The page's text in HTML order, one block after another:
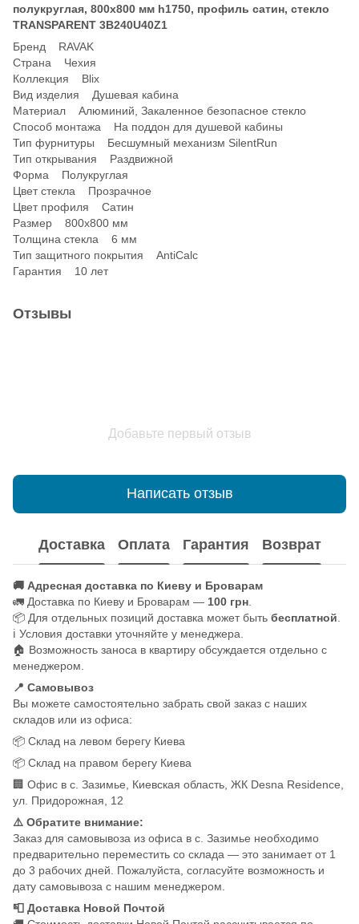
полукруглая, 800x800 мм h1750, профиль сатин, стекло
TRANSPARENT 3B240U40Z1
Бренд RAVAK
Страна Чехия
Коллекция Blix
Вид изделия Душевая кабина
Материал Алюминий, Закаленное безопасное стекло
Способ монтажа На поддон для душевой кабины
Тип фурнитуры Бесшумный механизм SilentRun
Тип открывания Раздвижной
Форма Полукруглая
Цвет стекла Прозрачное
Цвет профиля Сатин
Размер 800x800 мм
Толщина стекла 6 мм
Тип защитного покрытия AntiCalc
Гарантия 10 лет
Отзывы
Добавьте первый отзыв
Написать отзыв
Доставка Оплата Гарантия Возврат
🚚 Адресная доставка по Киеву и Броварам
🚛 Доставка по Киеву и Броварам — 100 грн
📦 Для отдельных позиций доставка может быть бесплатной
ℹ️ Условия доставки уточняйте у менеджера.
🏠 Возможность заноса в квартиру обсуждается отдельно с
менеджером.
📍 Самовывоз
Вы можете самостоятельно забрать свой заказ с наших
складов или из офиса:
📦 Склад на левом берегу Киева
📦 Склад на правом берегу Киева
🏢 Офис в с. Зазимье, Киевская область, ЖК Desna Residence,
ул. Придорожная, 12
⚠️ Обратите внимание:
Заказ для самовывоза из офиса в с. Зазимье необходимо
предварительно переместить со склада — это занимает от 1
до 3 рабочих дней. Пожалуйста, согласуйте возможность и
дату самовывоза с нашим менеджером.
📮 Доставка Новой Почтой